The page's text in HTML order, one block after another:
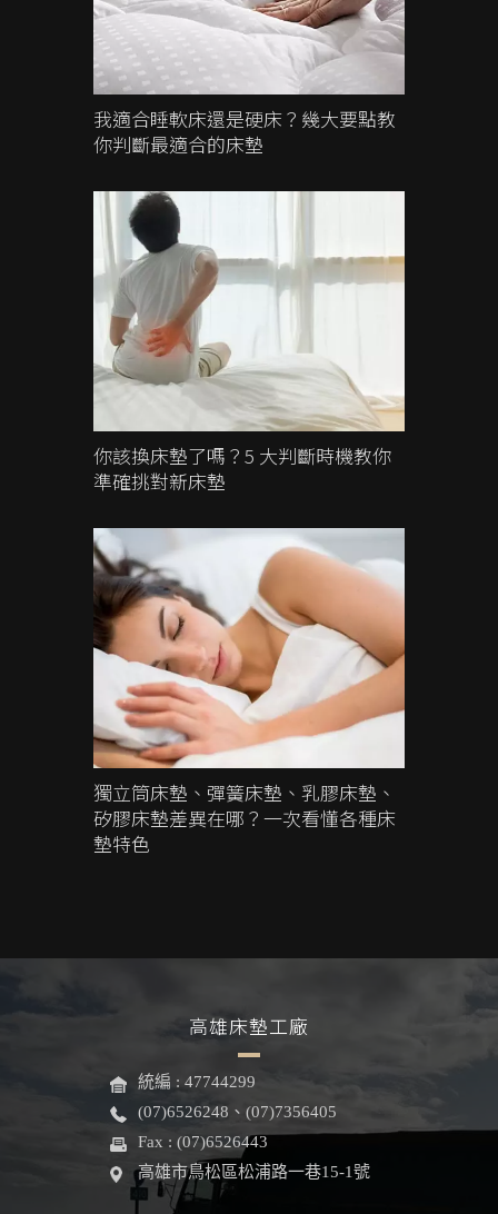
我適合睡軟床還是硬床？幾大要點教
你判斷最適合的床墊
你該換床墊了嗎？5 大判斷時機教你
準確挑對新床墊
獨立筒床墊、彈簧床墊、乳膠床墊、
矽膠床墊差異在哪？一次看懂各種床
墊特色
高雄床墊工廠
統編 : 47744299
(07)6526248、(07)7356405
Fax : (07)6526443
高雄市鳥松區松浦路一巷15-1號